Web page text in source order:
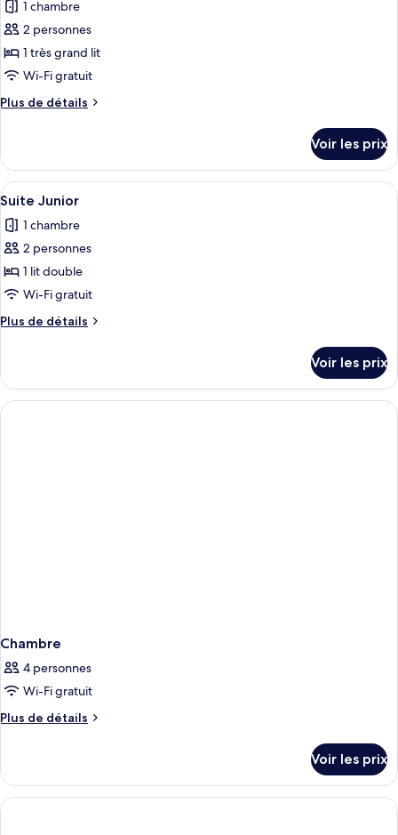
Suite
(Senator)
les
photos
pour
ce
type
de
Suite
Deluxe
(Junior)
1 chambre
2 personnes
1 très grand lit
Wi-Fi gratuit
Plus de détails
Plus
le
type
de
Suite
Deluxe
Voir les prix
Afficher
toutes
les
photos
pour
ce
type
de
Suite
Junior
Une chambre d’hôtel comprenant
4
Suite Junior
1 chambre
2 personnes
1 lit double
Wi-Fi gratuit
Plus de détails
Plus
le
type
de
Voir les prix
Chambre
4 personnes
Wi-Fi gratuit
Plus de détails
Plus
le
type
de
Voir les prix